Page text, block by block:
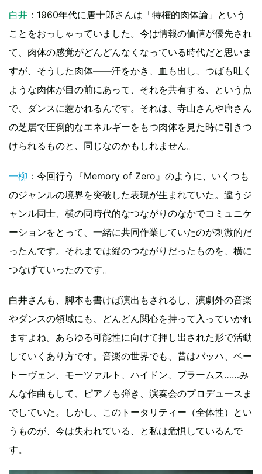
白井 ：1960年代に唐十郎さんは「特権的肉体論」という
ことをおっしゃっていました。今は情報の価値が優先され
て、肉体の感覚がどんどんなくなっている時代だと思いま
すが、そうした肉体――汗をかき、血も出し、つばも吐く
ような肉体が目の前にあって、それを共有する、という点
で、ダンスに惹かれるんです。それは、寺山さんや唐さん
の芝居で圧倒的なエネルギーをもつ肉体を見た時に引きつ
けられるものと、同じなのかもしれません。
一柳 ：今回行う『Memory of Zero』のように、いくつも
のジャンルの境界を突破した表現が生まれていた。違うジ
ャンル同士、横の同時代的なつながりのなかでコミュニケ
ーションをとって、一緒に共同作業していたのが刺激的だ
ったんです。それまでは縦のつながりだったものを、横に
つなげていったのです。
白井さんも、脚本も書けば演出もされるし、演劇外の音楽
やダンスの領域にも、どんどん関心を持って入っていかれ
ますよね。あらゆる可能性に向けて押し出された形で活動
していくあり方です。音楽の世界でも、昔はバッハ、ベー
トーヴェン、モーツァルト、ハイドン、ブラームス……み
んな作曲もして、ピアノも弾き、演奏会のプロデュースま
でしていた。しかし、このトータリティー（全体性）とい
うものが、今は失われている、と私は危惧しているんで
す。